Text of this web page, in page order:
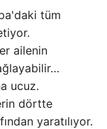
tüm
ailenin
ucuz.
dörtte
yaratılıyor.